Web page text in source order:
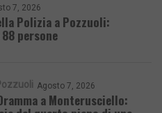
7, 2026
Polizia a Pozzuoli:
persone
Agosto 7, 2026
a Monterusciello: